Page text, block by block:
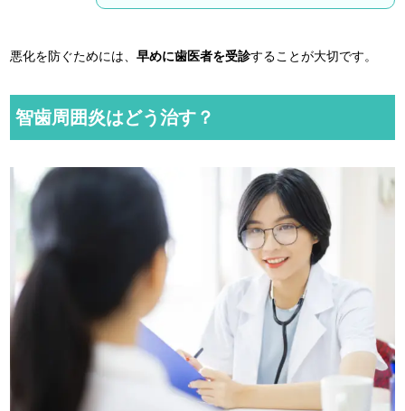
悪化を防ぐためには、早めに歯医者を受診することが大切です。
智歯周囲炎はどう治す？